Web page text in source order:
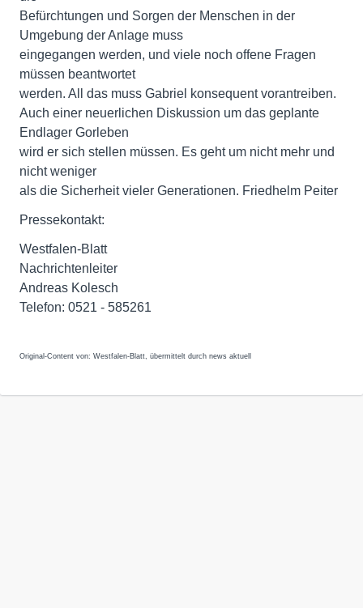
Befürchtungen und Sorgen der Menschen in der
Umgebung der Anlage muss
eingegangen werden, und viele noch offene Fragen
müssen beantwortet
werden. All das muss Gabriel konsequent vorantreiben.
Auch einer neuerlichen Diskussion um das geplante
Endlager Gorleben
wird er sich stellen müssen. Es geht um nicht mehr und
nicht weniger
als die Sicherheit vieler Generationen. Friedhelm Peiter
Pressekontakt:
Westfalen-Blatt
Nachrichtenleiter
Andreas Kolesch
Telefon: 0521 - 585261
Original-Content von: Westfalen-Blatt, übermittelt durch news aktuell